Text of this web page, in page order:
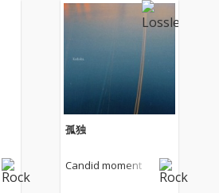
孤独
Candid moment